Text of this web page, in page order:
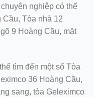
nghiệp có thể
Cầu, Tòa nhà 12
9 Hoàng Cầu, mặt
tìm đến một số Tòa
36 Hoàng Cầu,
sang, tòa Geleximco